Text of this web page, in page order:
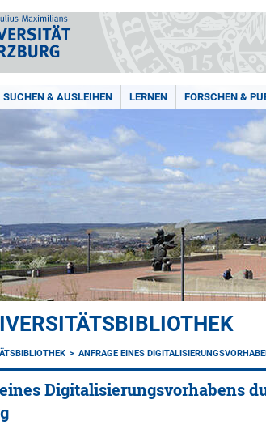
SUCHEN & AUSLEIHEN LERNEN FORSCHEN &
ANFRAGE EINES
Digitalisierungsvorhabens